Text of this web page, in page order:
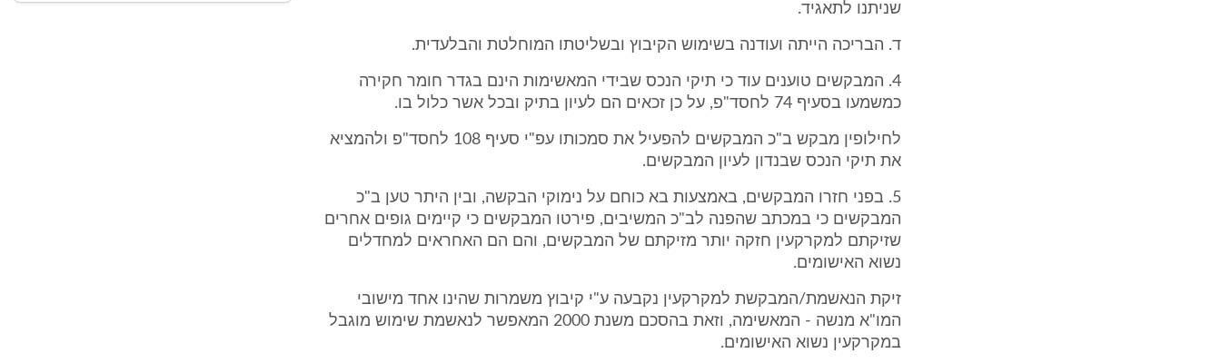
שניתנו לתאגיד.
ד. הבריכה הייתה ועודנה בשימוש הקיבוץ ובשליטתו המוחלטת והבלעדית.
4. המבקשים טוענים עוד כי תיקי הנכס שבידי המאשימות הינם בגדר חומר חקירה
כמשמעו בסעיף 74 לחסד"פ, על כן זכאים הם לעיון בתיק ובכל אשר כלול בו.
לחילופין מבקש ב"כ המבקשים להפעיל את סמכותו עפ"י סעיף 108 לחסד"פ ולהמציא
את תיקי הנכס שבנדון לעיון המבקשים.
5. בפני חזרו המבקשים, באמצעות בא כוחם על נימוקי הבקשה, ובין היתר טען ב"כ
המבקשים כי במכתב שהפנה לב"כ המשיבים, פירטו המבקשים כי קיימים גופים אחרים
שזיקתם למקרקעין חזקה יותר מזיקתם של המבקשים, והם הם האחראים למחדלים
נשוא האישומים.
זיקת הנאשמת/המבקשת למקרקעין נקבעה ע"י קיבוץ משמרות שהינו אחד מישובי
המו"א מנשה - המאשימה, וזאת בהסכם משנת 2000 המאפשר לנאשמת שימוש מוגבל
במקרקעין נשוא האישומים.